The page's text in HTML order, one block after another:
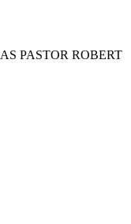
PASTOR ROBERT